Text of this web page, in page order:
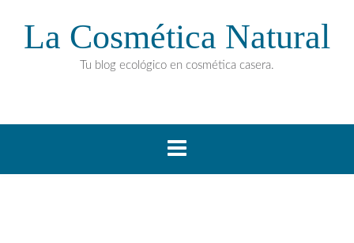
La Cosmética Natural
Tu blog ecológico en cosmética casera.